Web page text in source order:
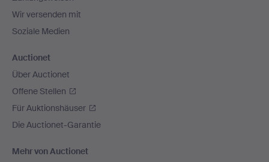
Wir versenden mit
Soziale Medien
Auctionet
Über Auctionet
Offene Stellen
Für Auktionshäuser
Die Auctionet-Garantie
Mehr von Auctionet